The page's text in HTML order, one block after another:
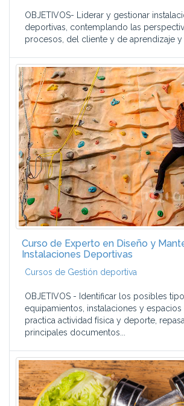
OBJETIVOS- Liderar y gestionar
deportivas, contemplando las
procesos, del cliente y de aprendizaje y
Curso de Experto en Diseño y
Instalaciones Deportivas
Cursos de Gestión deportiva
OBJETIVOS - Identificar los posibles
equipamientos, instalaciones y
practica actividad física y deporte,
principales documentos...